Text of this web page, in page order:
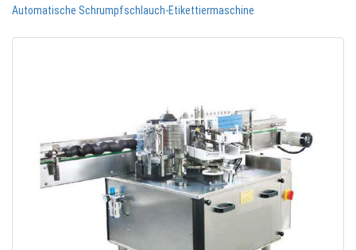
Automatische Schrumpfschlauch-Etikettiermaschine